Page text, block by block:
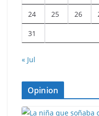
24 25 26
31
« Jul
Opinion